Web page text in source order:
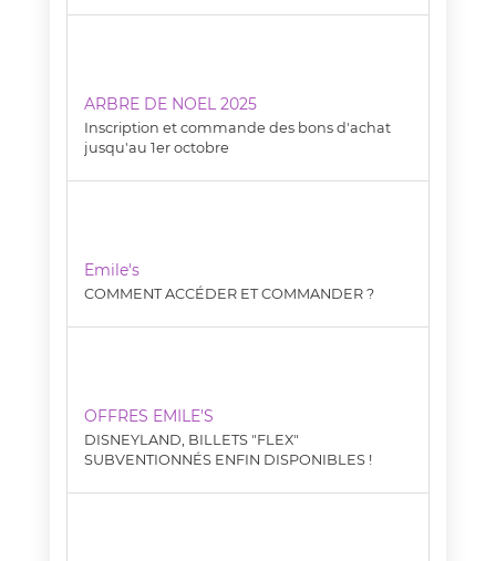
ARBRE DE NOEL 2025
Inscription et commande des bons d'achat
jusqu'au 1er octobre
Emile's
COMMENT ACCÉDER ET COMMANDER ?
OFFRES EMILE'S
DISNEYLAND, BILLETS "FLEX"
SUBVENTIONNÉS ENFIN DISPONIBLES !